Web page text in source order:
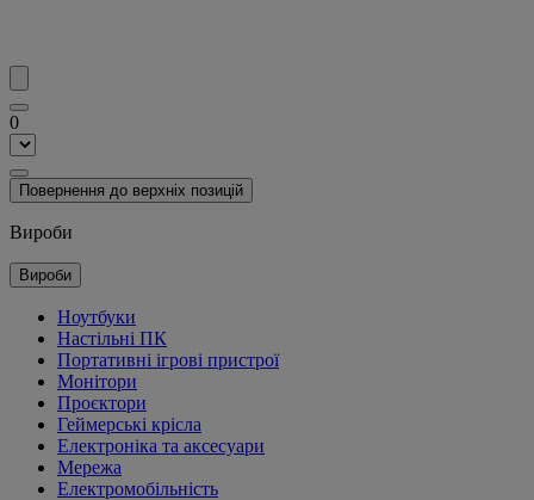
0
Повернення до верхніх позицій
Вироби
Вироби
Ноутбуки
Настільні ПК
Портативні ігрові пристрої
Монітори
Проєктори
Геймерські крісла
Електроніка та аксесуари
Мережа
Електромобільність